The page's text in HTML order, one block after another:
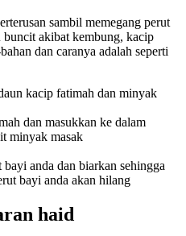
sambil memegang perut
buncit akibat kembung, kacip
dan caranya adalah seperti
kacip fatimah dan minyak
dan masukkan ke dalam
minyak masak
anda dan biarkan sehingga
bayi anda akan hilang
haid